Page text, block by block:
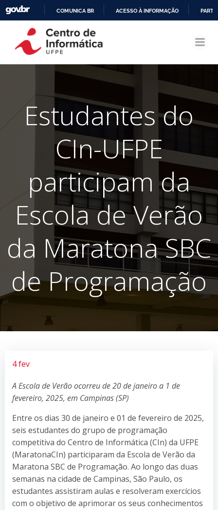
CONTEÚDO
COMUNICA BR ACESSO À INFORMAÇÃO
Estudantes do
CIn-UFPE
participam da
Escola de Verão
da Maratona SBC
de Programação
4 fev
A Escola de Verão ocorreu de 20 de janeiro a 1 de
fevereiro, 2025, em Campinas (SP)
Entre os dias 30 de janeiro e 01 de fevereiro de 2025,
seis estudantes do grupo de programação
competitiva do Centro de Informática (CIn) da UFPE
(MaratonaCIn) participaram da Escola de Verão da
Maratona SBC de Programação. Ao longo das duas
semanas na cidade de Campinas, São Paulo, os
estudantes assistiram aulas e resolveram exercícios
com o objetivo de aprimorar os seus conhecimentos